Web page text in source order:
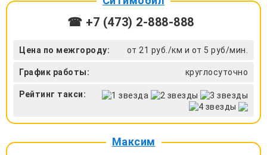
☎ +7 (473) 2-888-888
Цена по межгороду: от 21 руб./км и от 5 руб/мин.
График работы: круглосуточно
Рейтинг такси:
Максим